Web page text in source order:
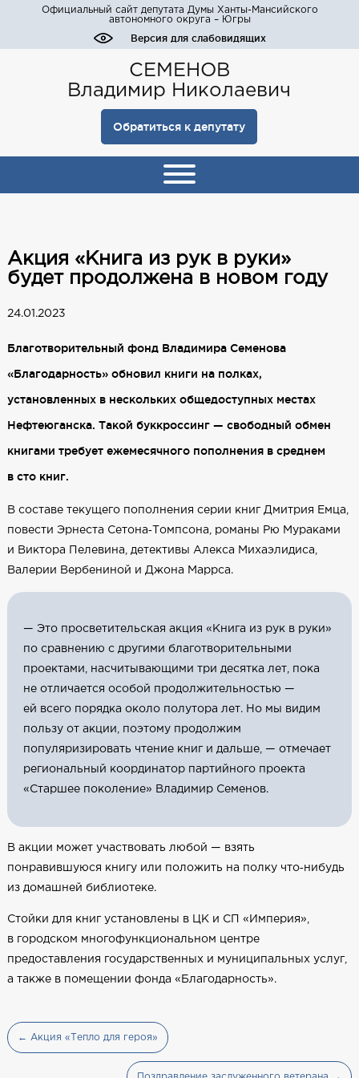
Официальный сайт депутата Думы Ханты-Мансийского
автономного округа – Югры
Версия для слабовидящих
СЕМЕНОВ
Владимир Николаевич
Обратиться к депутату
Акция «Книга из рук в руки»
будет продолжена в новом году
24.01.2023
Благотворительный фонд Владимира Семенова
«Благодарность» обновил книги на полках,
установленных в нескольких общедоступных местах
Нефтеюганска. Такой буккроссинг — свободный обмен
книгами требует ежемесячного пополнения в среднем
в сто книг.
В составе текущего пополнения серии книг Дмитрия Емца,
повести Эрнеста Сетона‑Томпсона, романы Рю Мураками
и Виктора Пелевина, детективы Алекса Михаэлидиса,
Валерии Вербениной и Джона Маррса.
— Это просветительская акция «Книга из рук в руки»
по сравнению с другими благотворительными
проектами, насчитывающими три десятка лет, пока
не отличается особой продолжительностью —
ей всего порядка около полутора лет. Но мы видим
пользу от акции, поэтому продолжим
популяризировать чтение книг и дальше, — отмечает
региональный координатор партийного проекта
«Старшее поколение» Владимир Семенов.
В акции может участвовать любой — взять
понравившуюся книгу или положить на полку что‑нибудь
из домашней библиотеке.
Стойки для книг установлены в ЦК и СП «Империя»,
в городском многофункциональном центре
предоставления государственных и муниципальных услуг,
а также в помещении фонда «Благодарность».
← Акция «Тепло для героя»